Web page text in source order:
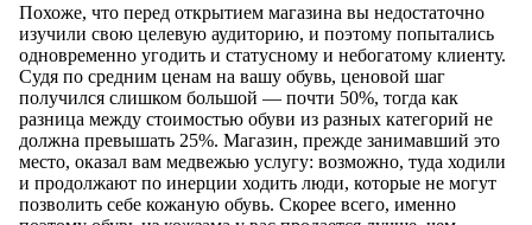
Похоже, что перед открытием магазина вы недостаточно
изучили свою целевую аудиторию, и поэтому попытались
одновременно угодить и статусному и небогатому клиенту.
Судя по средним ценам на вашу обувь, ценовой шаг
получился слишком большой — почти 50%, тогда как
разница между стоимостью обуви из разных категорий не
должна превышать 25%. Магазин, прежде занимавший это
место, оказал вам медвежью услугу: возможно, туда ходили
и продолжают по инерции ходить люди, которые не могут
позволить себе кожаную обувь. Скорее всего, именно